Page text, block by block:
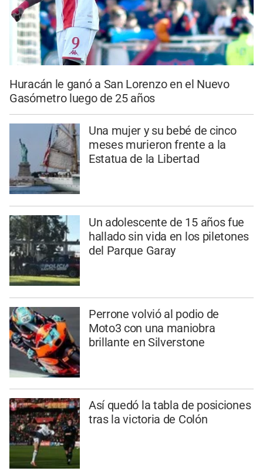
Huracán le ganó a San Lorenzo en el Nuevo
Gasómetro luego de 25 años
Una mujer y su bebé de cinco
meses murieron frente a la
Estatua de la Libertad
Un adolescente de 15 años fue
hallado sin vida en los piletones
del Parque Garay
Perrone volvió al podio de
Moto3 con una maniobra
brillante en Silverstone
Así quedó la tabla de posiciones
tras la victoria de Colón